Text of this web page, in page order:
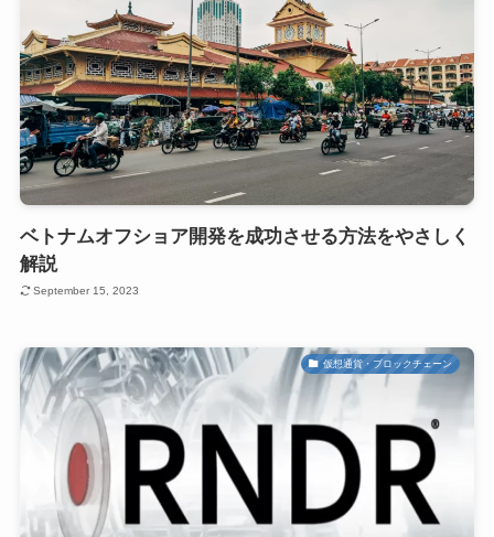
ベトナムオフショア開発を成功させる方法をやさしく
解説
September 15, 2023
仮想通貨・ブロックチェーン